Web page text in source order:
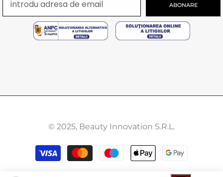
ABONARE
© 2025, Beauty Innovation S.R.L.
Modalitati
de